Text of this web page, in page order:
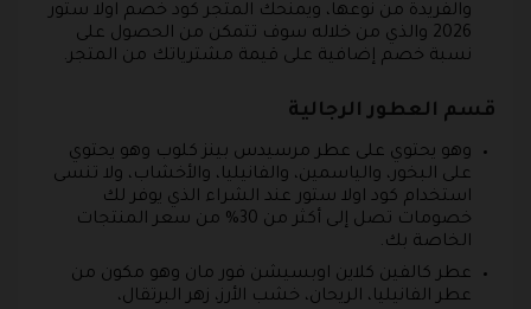
والفريدة من نوعها، ويمنحك المتجر كود خصم اولا ستور
2026 والذي من خلاله سوف تتمكن من الحصول على
نسبة خصم إضافية على قيمة مشترياتك من المتجر.
قسم العطور الرجالية
وهو يحتوي على عطر مرسيدس بينز كلوب وهو يحتوي
على البخور، والياسمين، والفانيليا، والأخشاب، ولا تنسى
استخدام كود اولا ستور عند الشراء الذي يوفر لك
خصومات تصل إلى أكثر من 30% من سعر المنتجات
الخاصة بك.
عطر كالفين كلاين اوبسيشن فور مان وهو مكون من
عطر الفانيليا، الريحان، خشب الأرز، زهر البرتقال،